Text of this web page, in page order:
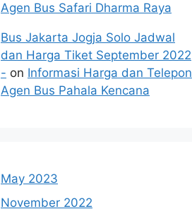
Agen Bus Safari Dharma Raya
Bus Jakarta Jogja Solo Jadwal
dan Harga Tiket September 2022
- on Informasi Harga dan Telepon
Agen Bus Pahala Kencana
May 2023
November 2022